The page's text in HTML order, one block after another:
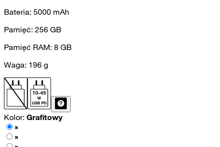
Bateria: 5000 mAh
Pamięć: 256 GB
Pamięć RAM: 8 GB
Waga: 196 g
10-45
W
USB PD
Kolor: Grafitowy